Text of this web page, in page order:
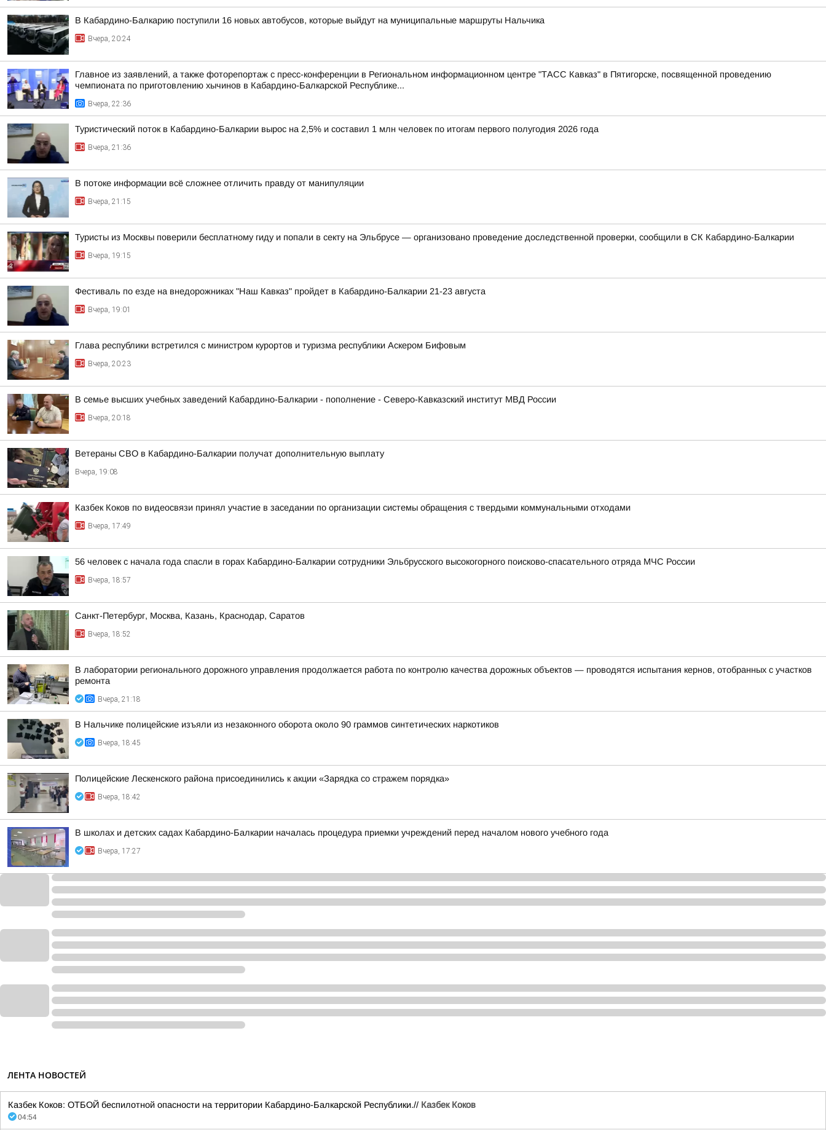
В Кабардино-Балкарию поступили 16 новых автобусов, которые выйдут на муниципальные маршруты Нальчика
Вчера, 20:24
Главное из заявлений, а также фоторепортаж с пресс-конференции в Региональном информационном центре "ТАСС Кавказ" в Пятигорске, посвященной проведению
чемпионата по приготовлению хычинов в Кабардино-Балкарской Республике...
Вчера, 22:36
Туристический поток в Кабардино-Балкарии вырос на 2,5% и составил 1 млн человек по итогам первого полугодия 2026 года
Вчера, 21:36
В потоке информации всё сложнее отличить правду от манипуляции
Вчера, 21:15
Туристы из Москвы поверили бесплатному гиду и попали в секту на Эльбрусе — организовано проведение доследственной проверки, сообщили в СК Кабардино-Балкарии
Вчера, 19:15
Фестиваль по езде на внедорожниках "Наш Кавказ" пройдет в Кабардино-Балкарии 21-23 августа
Вчера, 19:01
Глава республики встретился с министром курортов и туризма республики Аскером Бифовым
Вчера, 20:23
В семье высших учебных заведений Кабардино-Балкарии - пополнение - Северо-Кавказский институт МВД России
Вчера, 20:18
Ветераны СВО в Кабардино-Балкарии получат дополнительную выплату
Вчера, 19:08
Казбек Коков по видеосвязи принял участие в заседании по организации системы обращения с твердыми коммунальными отходами
Вчера, 17:49
56 человек с начала года спасли в горах Кабардино-Балкарии сотрудники Эльбрусского высокогорного поисково-спасательного отряда МЧС России
Вчера, 18:57
Санкт-Петербург, Москва, Казань, Краснодар, Саратов
Вчера, 18:52
В лаборатории регионального дорожного управления продолжается работа по контролю качества дорожных объектов — проводятся испытания кернов, отобранных с участков
ремонта
Вчера, 21:18
В Нальчике полицейские изъяли из незаконного оборота около 90 граммов синтетических наркотиков
Вчера, 18:45
Полицейские Лескенского района присоединились к акции «Зарядка со стражем порядка»
Вчера, 18:42
В школах и детских садах Кабардино-Балкарии началась процедура приемки учреждений перед началом нового учебного года
Вчера, 17:27
ЛЕНТА НОВОСТЕЙ
Казбек Коков: ОТБОЙ беспилотной опасности на территории Кабардино-Балкарской Республики.// Казбек Коков
04:54